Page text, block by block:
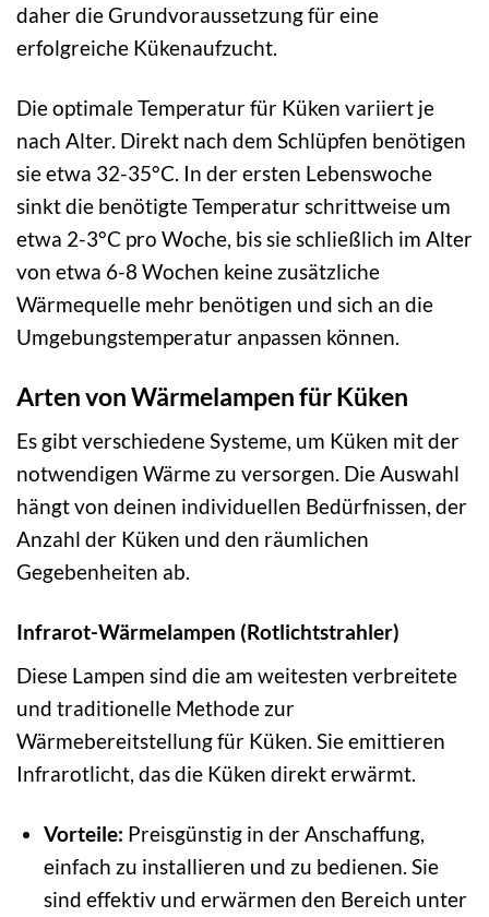
daher die Grundvoraussetzung für eine
erfolgreiche Kükenaufzucht.
Die optimale Temperatur für Küken variiert je
nach Alter. Direkt nach dem Schlüpfen benötigen
sie etwa 32-35°C. In der ersten Lebenswoche
sinkt die benötigte Temperatur schrittweise um
etwa 2-3°C pro Woche, bis sie schließlich im Alter
von etwa 6-8 Wochen keine zusätzliche
Wärmequelle mehr benötigen und sich an die
Umgebungstemperatur anpassen können.
Arten von Wärmelampen für Küken
Es gibt verschiedene Systeme, um Küken mit der
notwendigen Wärme zu versorgen. Die Auswahl
hängt von deinen individuellen Bedürfnissen, der
Anzahl der Küken und den räumlichen
Gegebenheiten ab.
Infrarot-Wärmelampen (Rotlichtstrahler)
Diese Lampen sind die am weitesten verbreitete
und traditionelle Methode zur
Wärmebereitstellung für Küken. Sie emittieren
Infrarotlicht, das die Küken direkt erwärmt.
Vorteile: Preisgünstig in der Anschaffung,
einfach zu installieren und zu bedienen. Sie
sind effektiv und erwärmen den Bereich unter